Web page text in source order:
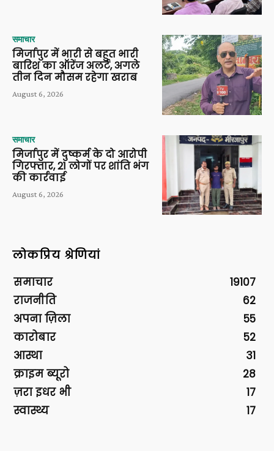
समाचार
मिर्जापुर में भारी से बहुत भारी
बारिश का ऑरेंज अलर्ट, अगले
तीन दिन मौसम रहेगा खराब
August 6, 2026
समाचार
मिर्जापुर में दुष्कर्म के दो आरोपी
गिरफ्तार, 21 लोगों पर शांति भंग
की कार्रवाई
August 6, 2026
लोकप्रिय श्रेणियां
समाचार
19107
राजनीति
62
अपना ज़िला
55
कारोबार
52
आस्था
31
क्राइम ब्यूरो
28
ज़रा इधर भी
17
स्वास्थ्य
17